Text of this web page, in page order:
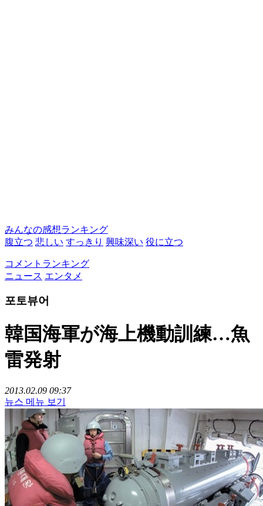
みんなの感想ランキング
腹立つ 悲しい すっきり 興味深い 役に立つ
コメントランキング
ニュース エンタメ
포토뷰어
韓国海軍が海上機動訓練…魚
雷発射
2013.02.09 09:37
뉴스 메뉴 보기